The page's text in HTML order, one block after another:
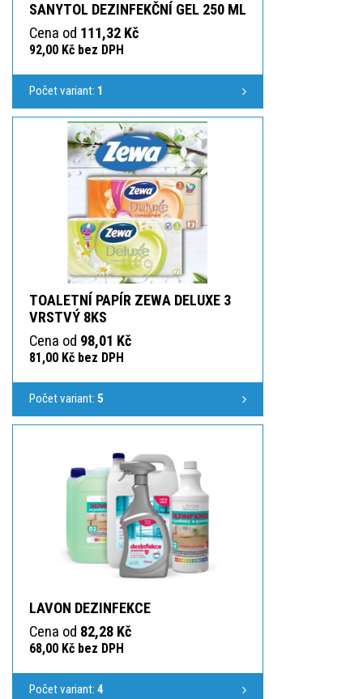
SANYTOL DEZINFEKČNÍ GEL 250 ML
Cena od 111,32 Kč
92,00 Kč bez DPH
Počet variant: 1
TOALETNÍ PAPÍR ZEWA DELUXE 3
VRSTVÝ 8KS
Cena od 98,01 Kč
81,00 Kč bez DPH
Počet variant: 5
LAVON DEZINFEKCE
Cena od 82,28 Kč
68,00 Kč bez DPH
Počet variant: 4